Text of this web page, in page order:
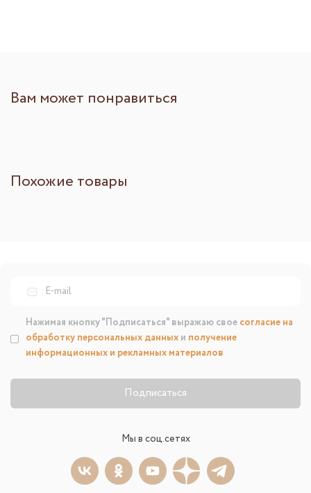
Вам может понравиться
Похожие товары
Подписаться
Нажимая кнопку "Подписаться" выражаю свое согласие на
обработку персональных данных и получение
информационных и рекламных материалов
Мы в соц.сетях